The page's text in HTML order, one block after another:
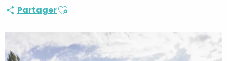
PartagerAjouter aux favoris